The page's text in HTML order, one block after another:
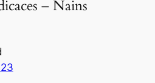
– Nains